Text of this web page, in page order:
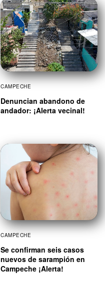
CAMPECHE
Denuncian abandono de
andador: ¡Alerta vecinal!
CAMPECHE
Se confirman seis casos
nuevos de sarampión en
Campeche ¡Alerta!